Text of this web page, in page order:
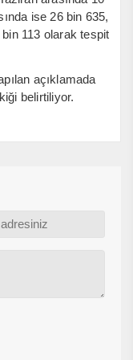
ise 26 bin 635,
113 olarak tespit
açıklamada
belirtiliyor.